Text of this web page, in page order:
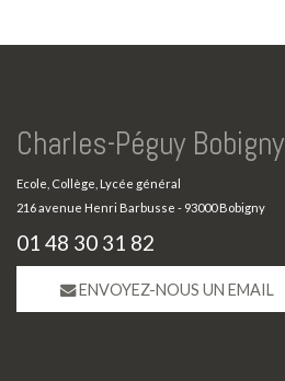
Charles-Péguy Bobigny
Ecole, Collège, Lycée général
216 avenue Henri Barbusse - 93000 Bobigny
01 48 30 31 82
ENVOYEZ-NOUS UN EMAIL